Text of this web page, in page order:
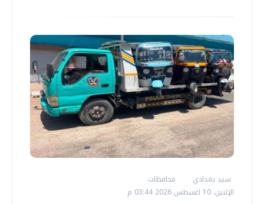
سيد بغدادي
محافظات
الإثنين، 10 اغسطس 2026 03:44 م